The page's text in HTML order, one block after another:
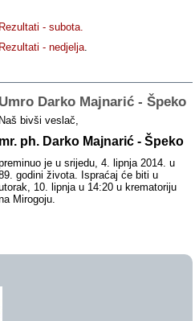
Rezultati - subota.
Rezultati - nedjelja.
Umro Darko Majnarić ‑ Špeko
Naš bivši veslač,
mr. ph. Darko Majnarić - Špeko
je u srijedu, 4. lipnja 2014. u
godini života. Ispraćaj će biti u
10. lipnja u 14:20 u krematoriju
Mirogoju.